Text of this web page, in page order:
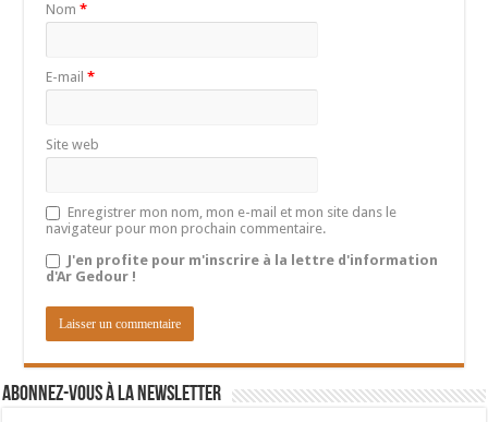
Nom*
E-mail*
Site web
Enregistrer mon nom, mon e-mail et mon site dans le
navigateur pour mon prochain commentaire.
J'en profite pour m'inscrire à la lettre d'information
d'Ar Gedour !
Abonnez-vous à la newsletter